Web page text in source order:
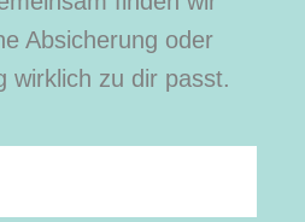
Absicherung oder
wirklich zu dir passt.